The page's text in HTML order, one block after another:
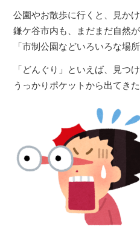
公園やお散歩に行くと、見か
鎌ケ谷市内も、まだまだ自然が
「市制公園などいろいろな場
「どんぐり」といえば、見つ
うっかりポケットから出てき